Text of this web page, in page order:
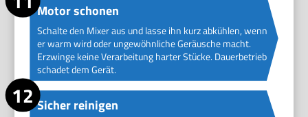
Motor schonen
Schalte den Mixer aus und lasse ihn kurz abkühlen, wenn
er warm wird oder ungewöhnliche Geräusche macht.
Erzwinge keine Verarbeitung harter Stücke. Dauerbetrieb
schadet dem Gerät.
Sicher reinigen